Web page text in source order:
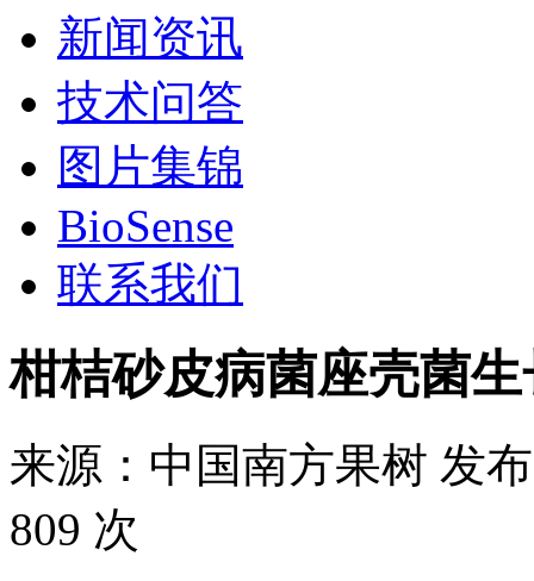
新闻资讯
技术问答
图片集锦
BioSense
联系我们
柑桔砂皮病菌座壳菌
来源： 中国南方果树 发
809 次